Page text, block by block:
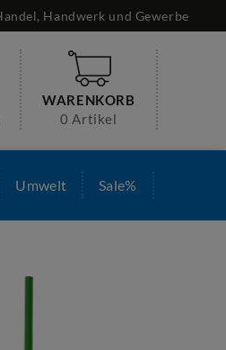
Handwerk und Gewerbe
WARENKORB
0 Artikel
Umwelt Sale%